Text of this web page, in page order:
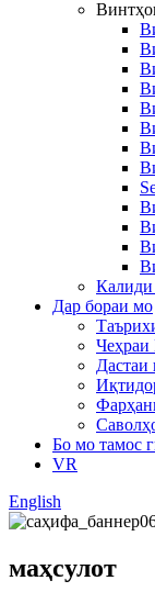
Дар бораи мо
Дастаи
Бо мо тамос
VR
English
маҳсулот